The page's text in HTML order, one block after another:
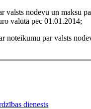
nodevu un maksu
valūtā pēc 01.01.2014;
par valsts
dienests